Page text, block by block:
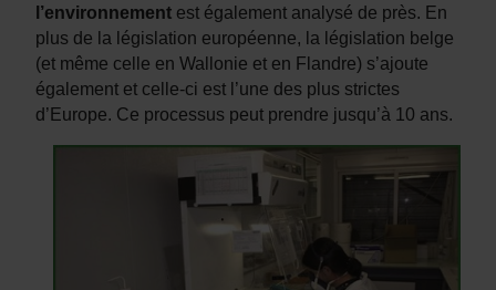
l’environnement est également analysé de près. En
plus de la législation européenne, la législation belge
(et même celle en Wallonie et en Flandre) s’ajoute
également et celle-ci est l’une des plus strictes
d’Europe. Ce processus peut prendre jusqu’à 10 ans.